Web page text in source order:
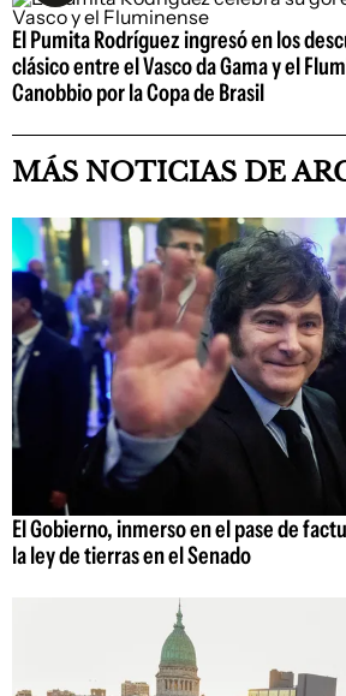
El Pumita Rodríguez ingresó en los
clásico entre el Vasco da Gama y el
Canobbio por la Copa de Brasil
MÁS NOTICIAS DE
El Gobierno, inmerso en el pase de
la ley de tierras en el Senado